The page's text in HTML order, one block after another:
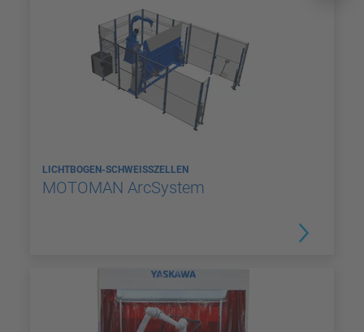
LICHTBOGEN-SCHWEISSZELLEN
MOTOMAN ArcSystem